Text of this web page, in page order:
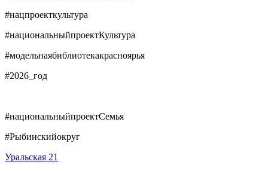
#нацпроекткультура
#национальныйпроектКультура
#модельнаябиблиотекакрасноярья
#2026_год
#национальныйпроектСемья
#Рыбинскийокруг
Уральская 21